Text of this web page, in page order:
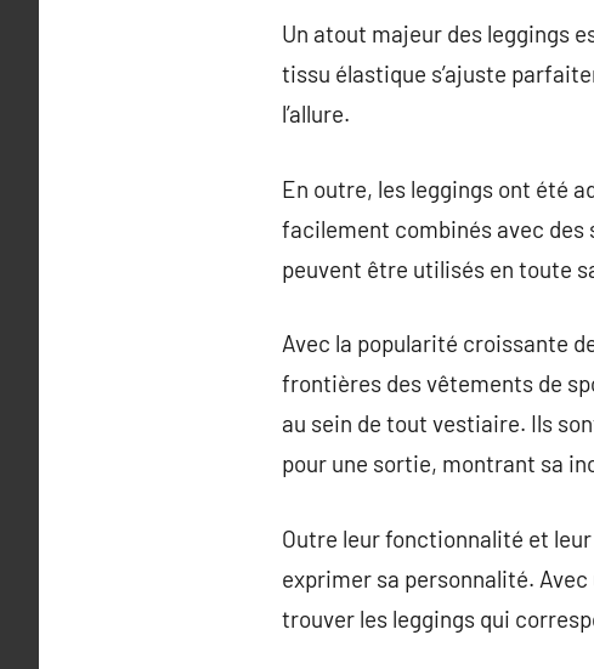
Un atout majeur des leggings
tissu élastique s’ajuste
l’allure.
En outre, les leggings ont été
facilement combinés avec des
peuvent être utilisés en toute
Avec la popularité croissante
frontières des vêtements de
au sein de tout vestiaire. Ils
pour une sortie, montrant sa
Outre leur fonctionnalité et
exprimer sa personnalité.
trouver les leggings qui